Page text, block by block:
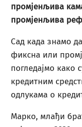
промјенљива
промјенљива
Сад када знамо
фиксна или
погледајмо како
кредитним
одлукама о
Марко, млађи